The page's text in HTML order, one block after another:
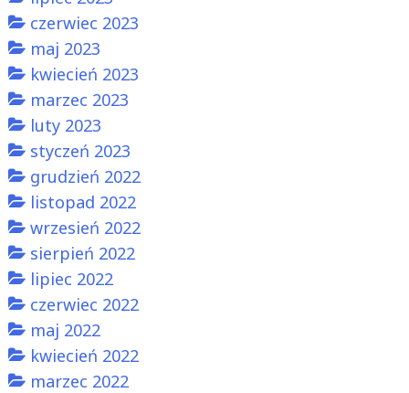
czerwiec 2023
maj 2023
kwiecień 2023
marzec 2023
luty 2023
styczeń 2023
grudzień 2022
listopad 2022
wrzesień 2022
sierpień 2022
lipiec 2022
czerwiec 2022
maj 2022
kwiecień 2022
marzec 2022